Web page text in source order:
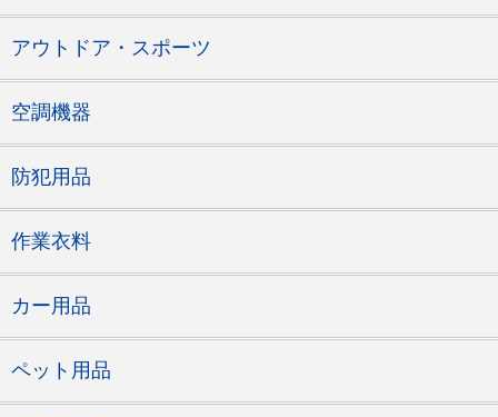
アウトドア・スポーツ
空調機器
防犯用品
作業衣料
カー用品
ペット用品